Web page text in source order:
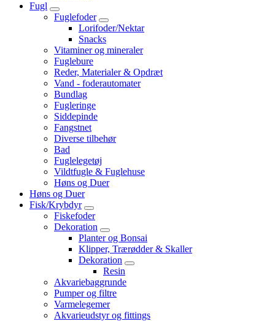
Fugl
Fuglefoder
Lorifoder/Nektar
Snacks
Vitaminer og mineraler
Fuglebure
Reder, Materialer & Opdræt
Vand - foderautomater
Bundlag
Fugleringe
Siddepinde
Fangstnet
Diverse tilbehør
Bad
Fuglelegetøj
Vildtfugle & Fuglehuse
Høns og Duer
Høns og Duer
Fisk/Krybdyr
Fiskefoder
Dekoration
Planter og Bonsai
Klipper, Trærødder & Skaller
Dekoration
Resin
Akvariebaggrunde
Pumper og filtre
Varmelegemer
Akvarieudstyr og fittings